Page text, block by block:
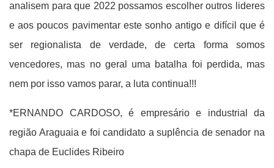
analisem para que 2022 possamos escolher outros lideres
e aos poucos pavimentar este sonho antigo e difícil que é
ser regionalista de verdade, de certa forma somos
vencedores, mas no geral uma batalha foi perdida, mas
nem por isso vamos parar, a luta continua!!!
*ERNANDO CARDOSO, é empresário e industrial da
região Araguaia e foi candidato a suplência de senador na
chapa de Euclides Ribeiro